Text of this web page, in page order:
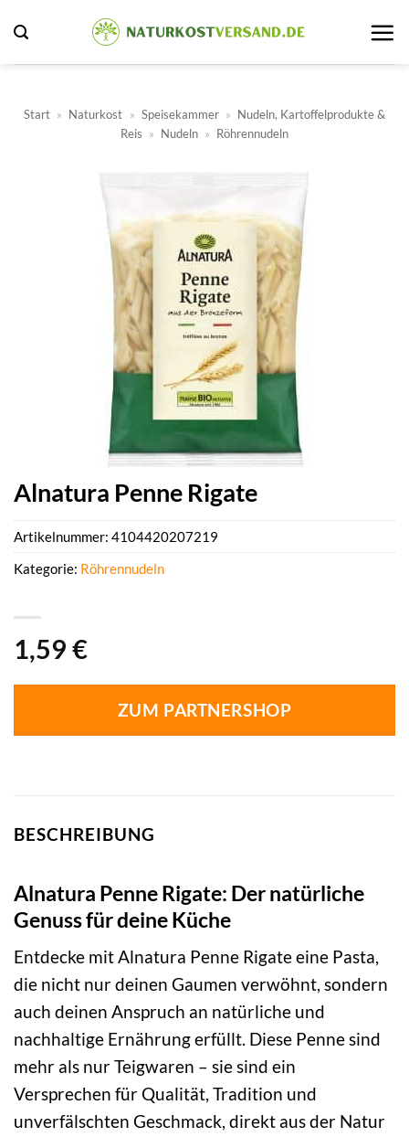
Inhalt
springen
Start » Naturkost » Speisekammer » Nudeln, Kartoffelprodukte &
Reis » Nudeln » Röhrennudeln
Alnatura Penne Rigate
1,59 €
ZUM PARTNERSHOP
Artikelnummer: 4104420207219
Kategorie: Röhrennudeln
BESCHREIBUNG
Alnatura Penne Rigate: Der natürliche
Genuss für deine Küche
Entdecke mit Alnatura Penne Rigate eine Pasta,
die nicht nur deinen Gaumen verwöhnt, sondern
auch deinen Anspruch an natürliche und
nachhaltige Ernährung erfüllt. Diese Penne sind
mehr als nur Teigwaren – sie sind ein
Versprechen für Qualität, Tradition und
unverfälschten Geschmack, direkt aus der Natur